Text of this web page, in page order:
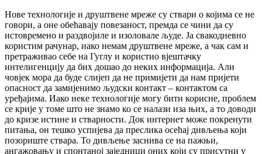
Нове технологије и друштвене мреже су ствари о којима се не
говори, а оне обећавају повезаност, премда се чини да су
истовремено и раздвојиле и изоловале људе. Ја свакодневно
користим рачунар, иако немам друштвене мреже, а чак сам и
претраживао себе на Гуглу и користио вјештачку
интелигенцију да бих дошао до неких информација. Али
човјек мора да буде слијеп да не примијети да нам пријети
опасност да замијенимо људски контакт – контактом са
уређајима. Иако неке технологије могу бити корисне, проблем
се крије у томе што не знамо ко се налази иза њих, а то доводи
до кризе истине и стварности. Док интернет може покренути
питања, он тешко успијева да преслика осећај дивљења који
позориште ствара. То дивљење заснива се на пажњи,
ангажовању и спонтаној заједници оних који су присутни у